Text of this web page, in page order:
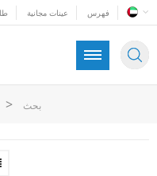
عينات مجانية فهرس
> بحث